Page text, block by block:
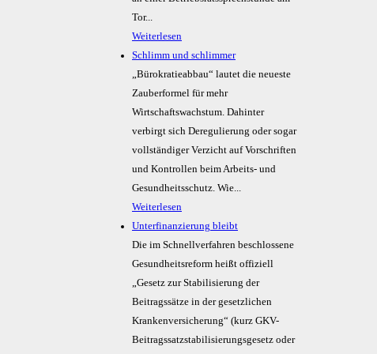
Tor...
Weiterlesen
Schlimm und schlimmer
„Bürokratieabbau“ lautet die neueste
Zauberformel für mehr
Wirtschaftswachstum. Dahinter
verbirgt sich Deregulierung oder sogar
vollständiger Verzicht auf Vorschriften
und Kontrollen beim Arbeits- und
Gesundheitsschutz. Wie...
Weiterlesen
Unterfinanzierung bleibt
Die im Schnellverfahren beschlossene
Gesundheitsreform heißt offiziell
„Gesetz zur Stabilisierung der
Beitragssätze in der gesetzlichen
Krankenversicherung“ (kurz GKV-
Beitragssatzstabilisierungsgesetz oder